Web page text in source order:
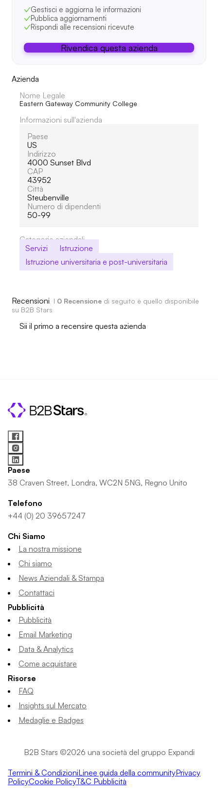
Gestisci e aggiorna le informazioni
Pubblica aggiornamenti
Rispondi alle recensioni ricevute
Rivendica questa azienda
Azienda
Nome Legale
Eastern Gateway Community College
Informazioni sull'azienda
Paese
US
Indirizzo
4000 Sunset Blvd
CAP
43952
Città
Steubenville
Numero di dipendenti
50-99
Categorie aziendali
Servizi
Istruzione
Istruzione universitaria e post-universitaria
Recensioni I 0 Recensione di seguito è quello disponibile
su B2B Stars
Sii il primo a recensire questa azienda
Paese
38 Craven Street, Londra, WC2N 5NG, Regno Unito
Telefono
+44 (0) 20 39657247
Chi Siamo
La nostra missione
Chi siamo
News Aziendali & Stampa
Contattaci
Pubblicità
Pubblicità
Email Marketing
Data & Analytics
Come acquistare
Risorse
FAQ
Insights sul Mercato
Medaglie e Badges
B2B Stars ©2026 una società del gruppo Expandi
Termini & CondizioniLinee guida della communityPrivacy
PolicyCookie PolicyT&C Pubblicità